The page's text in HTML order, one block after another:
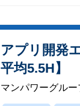
アプリ開発
平均5.5H】
マンパワーグル